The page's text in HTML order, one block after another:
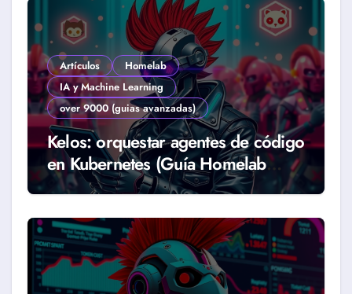
Artículos
Homelab
IA y Machine Learning
over 9000 (guias avanzadas)
Kelos: orquestar agentes de código
en Kubernetes (Guía Homelab
2026)